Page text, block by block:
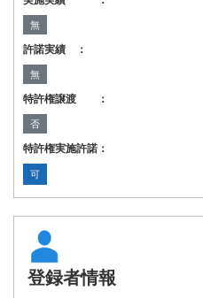
無
許諾実績 ：
無
特許権譲渡 ：
否
特許権実施許諾：
可
登録者情報